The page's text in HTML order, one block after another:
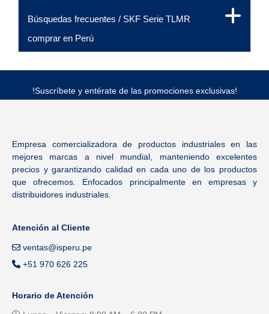
Búsquedas frecuentes / SKF Serie TLMR
comprar en Perú
!Suscríbete y entérate de las promociones exclusivas!
Empresa comercializadora de productos industriales en las
mejores marcas a nivel mundial, manteniendo excelentes
precios y garantizando calidad en cada uno de los productos
que ofrecemos. Enfocados principalmente en empresas y
distribuidores industriales.
Atención al Cliente
ventas@isperu.pe
+51 970 626 225
Horario de Atención